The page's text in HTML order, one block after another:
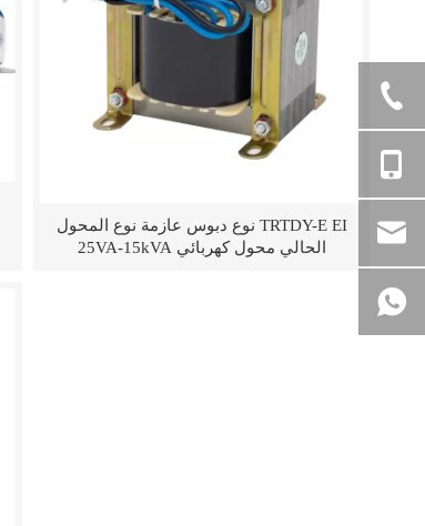
TRTDY-E EI نوع دبوس عازمة نوع المحول
الحالي محول كهربائي 25VA-15kVA